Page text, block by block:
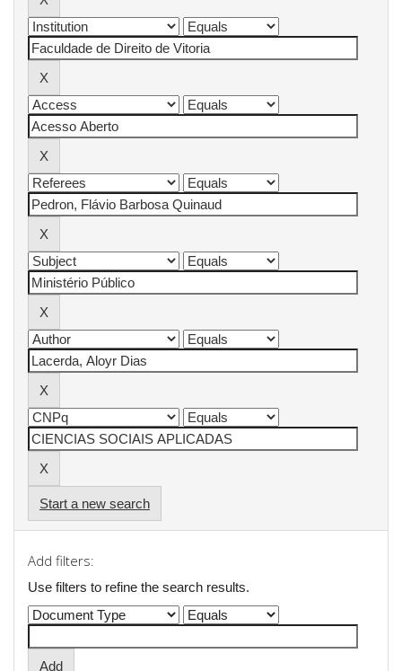
Start a new search
Add filters:
Use filters to refine the search results.